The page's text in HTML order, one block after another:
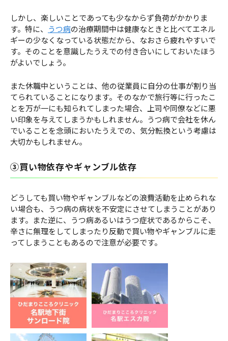
しかし、楽しいことであっても少なからず負荷がかかりま
す。特に、 うつ病の治療期間中は健康なときと比べてエネル
ギーの少なくなっている状態だから、なおさら疲れやすいで
す。そのことを意識したうえでの付き合いにしておいたほう
がよいでしょう。
また休職中ということは、他の従業員に自分の仕事が割り当
てられていることになります。そのなかで旅行等に行ったこ
とを万が一にも知られてしまった場合、上司や同僚などに悪
い印象を与えてしまうかもしれません。うつ病で会社を休ん
でいることを念頭においたうえでの、気分転換という考慮は
大切かもしれません。
③買い物依存やギャンブル依存
どうしても買い物やギャンブルなどの浪費活動を止められな
い場合も、うつ病の病状を不安定にさせてしまうことがあり
ます。また逆に、うつ病あるいはうつ症状であるからこそ、
辛さに無理をしてしまったり反動で買い物やギャンブルに走
ってしまうこともあるので注意が必要です。